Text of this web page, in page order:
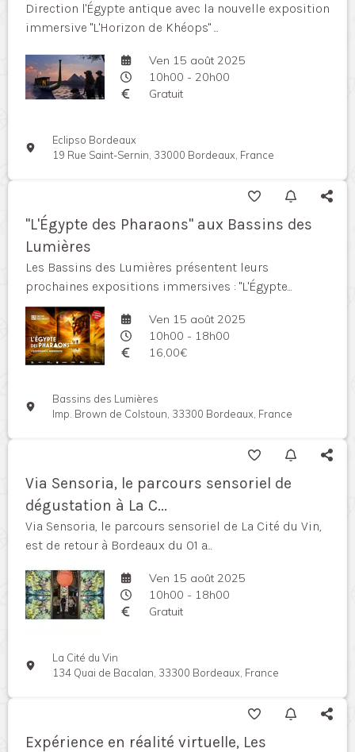
Direction l'Égypte antique avec la nouvelle exposition
immersive "L'Horizon de Khéops" ...
Ven 15 août 2025
10h00 - 20h00
Gratuit
Eclipso Bordeaux
19 Rue Saint-Sernin, 33000 Bordeaux, France
"L'Égypte des Pharaons" aux Bassins des
Lumières
Les Bassins des Lumières présentent leurs
prochaines expositions immersives : "L'Égypte...
Ven 15 août 2025
10h00 - 18h00
16,00€
Bassins des Lumières
Imp. Brown de Colstoun, 33300 Bordeaux, France
Via Sensoria, le parcours sensoriel de
dégustation à La C...
Via Sensoria, le parcours sensoriel de La Cité du Vin,
est de retour à Bordeaux du 01 a...
Ven 15 août 2025
10h00 - 18h00
Gratuit
La Cité du Vin
134 Quai de Bacalan, 33300 Bordeaux, France
Expérience en réalité virtuelle, Les